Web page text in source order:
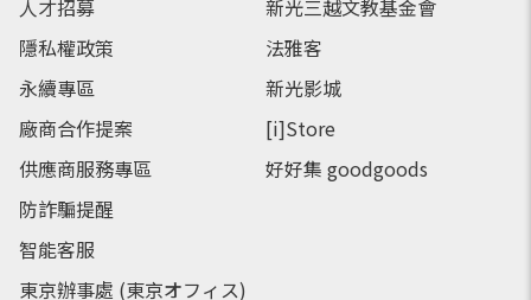
人才招募
隱私權政策
永續專區
廠商合作提案
供應商服務專區
防詐騙提醒
智能客服
東京辦事處 (東京オフィス)
新光三越文教基金會
法雅客
新光影城
[i]Store
好好集 goodgoods